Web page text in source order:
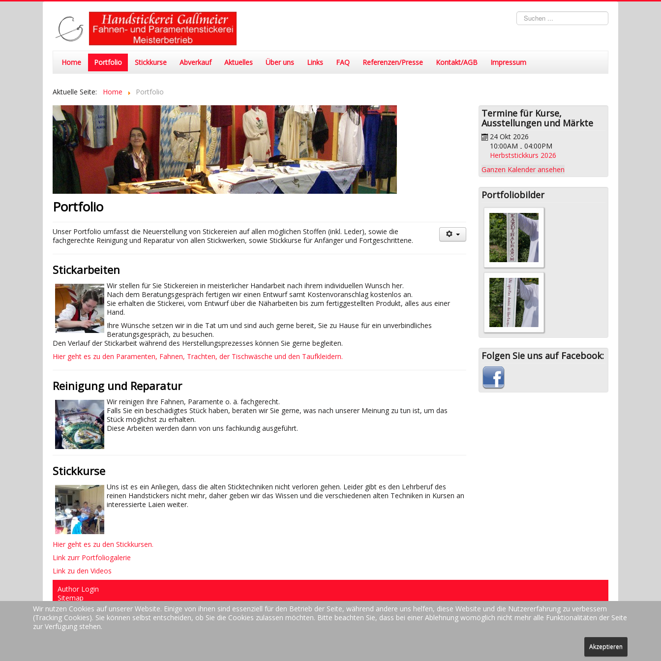
Suchen
...
Home Portfolio Stickkurse Abverkauf Aktuelles Über uns Links FAQ Referenzen/Presse Kontakt/AGB Impressum
Aktuelle Seite: Home Portfolio
Portfolio
Unser Portfolio umfasst die Neuerstellung von Stickereien auf allen möglichen Stoffen (inkl. Leder), sowie die
fachgerechte Reinigung und Reparatur von allen Stickwerken, sowie Stickkurse für Anfänger und Fortgeschrittene.
Stickarbeiten
Wir stellen für Sie Stickereien in meisterlicher Handarbeit nach ihrem individuellen Wunsch her.
Nach dem Beratungsgespräch fertigen wir einen Entwurf samt Kostenvoranschlag kostenlos an.
Sie erhalten die Stickerei, vom Entwurf über die Näharbeiten bis zum fertiggestellten Produkt, alles aus einer
Hand.
Ihre Wünsche setzen wir in die Tat um und sind auch gerne bereit, Sie zu Hause für ein unverbindliches
Beratungsgespräch, zu besuchen.
Den Verlauf der Stickarbeit während des Herstellungsprezesses können Sie gerne begleiten.
Hier geht es zu den Paramenten, Fahnen, Trachten, der Tischwäsche und den Taufkleidern.
Reinigung und Reparatur
Wir reinigen Ihre Fahnen, Paramente o. ä. fachgerecht.
Falls Sie ein beschädigtes Stück haben, beraten wir Sie gerne, was nach unserer Meinung zu tun ist, um das
Stück möglichst zu erhalten.
Diese Arbeiten werden dann von uns fachkundig ausgeführt.
Stickkurse
Uns ist es ein Anliegen, dass die alten Sticktechniken nicht verloren gehen. Leider gibt es den Lehrberuf des
reinen Handstickers nicht mehr, daher geben wir das Wissen und die verschiedenen alten Techniken in Kursen an
interessierte Laien weiter.
Hier geht es zu den Stickkursen.
Link zurr Portfoliogalerie
Link zu den Videos
Termine für Kurse,
Ausstellungen und Märkte
24 Okt 2026
10:00AM - 04:00PM
Herbststickkurs 2026
Ganzen Kalender ansehen
Portfoliobilder
Folgen Sie uns auf Facebook:
Author Login
Sitemap
Datenschutzerklärung
Impressum
Copyright © 2026 Handstickerei Gallmeier - Stickkurse - Paramente, Fahnen, Trachten und Tischwäsche in meisterhafter Ausführung. Alle Rechte vorbehalten.
Wir nutzen Cookies auf unserer Website. Einige von ihnen sind essenziell für den Betrieb der Seite, während andere uns helfen, diese Website und die Nutzererfahrung zu verbessern
(Tracking Cookies). Sie können selbst entscheiden, ob Sie die Cookies zulassen möchten. Bitte beachten Sie, dass bei einer Ablehnung womöglich nicht mehr alle Funktionalitäten der Seite
zur Verfügung stehen.
Akzeptieren